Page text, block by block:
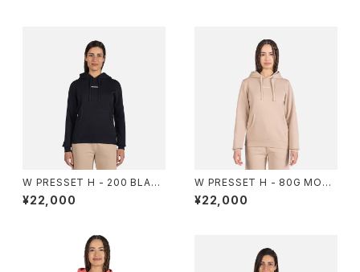
W PRESSET H - 200 BLAC
K
¥22,000
W PRESSET H - 80G MOC
HA
¥22,000